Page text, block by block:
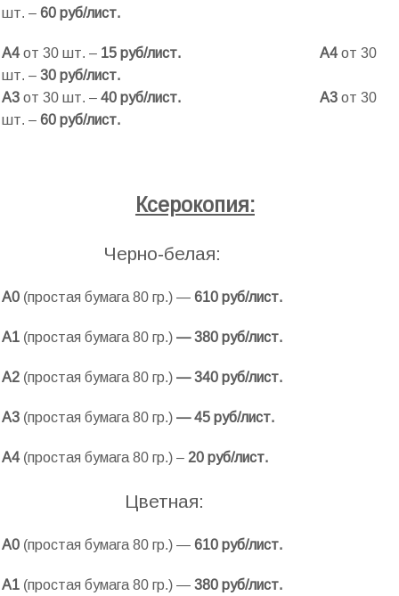
шт. – 60 руб/лист.
А4 от 30 шт. – 15 руб/лист.А4 от 30
шт. – 30 руб/лист.
А3 от 30 шт. – 40 руб/лист.А3 от 30
шт. – 60 руб/лист.
Ксерокопия:
Черно-белая:
А0 (простая бумага 80 гр.) —610 руб/лист.
А1 (простая бумага 80 гр.) — 380 руб/лист.
А2 (простая бумага 80 гр.) — 340 руб/лист.
А3 (простая бумага 80 гр.) —45 руб/лист.
А4 (простая бумага 80 гр.) – 20 руб/лист.
Цветная:
А0 (простая бумага 80 гр.) —610 руб/лист.
А1 (простая бумага 80 гр.) —380 руб/лист.